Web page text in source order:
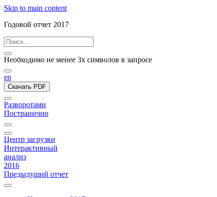
Skip to main content
Годовой отчет 2017
Необходимо не менее 3х символов в запросе
en
Скачать PDF
Разворотами
Постранично
Центр загрузки
Интерактивный
анализ
2016
Предыдущий отчет